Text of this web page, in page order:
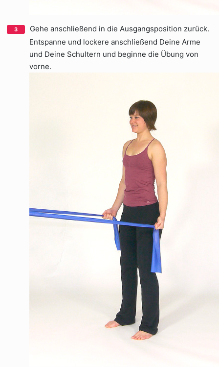
Gehe anschließend in die Ausgangsposition zurück.
Entspanne und lockere anschließend Deine Arme
und Deine Schultern und beginne die Übung von
vorne.